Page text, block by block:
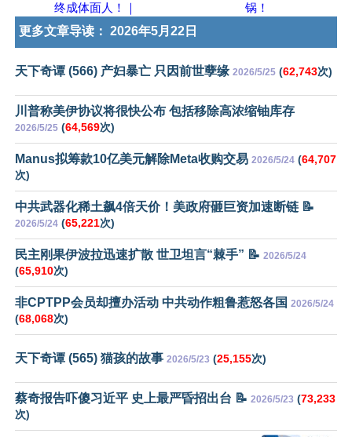
终成体面人！｜
锅！
更多文章导读： 2026年5月22日
天下奇谭 (566) 产妇暴亡 只因前世孽缘 2026/5/25 (62,743次)
川普称美伊协议将很快公布 包括移除高浓缩铀库存
2026/5/25 (64,569次)
Manus拟筹款10亿美元解除Meta收购交易 2026/5/24 (64,707
次)
中共武器化稀土飙4倍天价！美政府砸巨资加速断链 📝
2026/5/24 (65,221次)
民主刚果伊波拉迅速扩散 世卫坦言“棘手” 📝 2026/5/24
(65,910次)
非CPTPP会员却擅办活动 中共动作粗鲁惹怒各国 2026/5/24
(68,068次)
天下奇谭 (565) 猫孩的故事 2026/5/23 (25,155次)
蔡奇报告吓傻习近平 史上最严昏招出台 📝 2026/5/23 (73,233
次)